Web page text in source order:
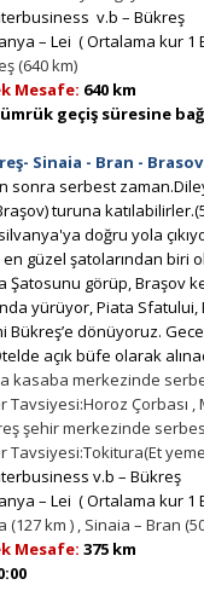
v.b – Bükreş
– Lei ( Ortalama kur 1
(640 km)
Mesafe: 640 km
geçiş süresine
Sinaia - Bran -
sonra serbest
turuna
doğru yola
güzel şatolarından biri
Şatosunu görüp, Braşov
yürüyor, Piata
Bükreş’e dönüyoruz.
açık büfe olarak
kasaba merkezinde
Çorbası ,
şehir merkezinde
v.b – Bükreş
– Lei ( Ortalama kur 1
(127 km ) , Sinaia – Bran
Mesafe: 375 km